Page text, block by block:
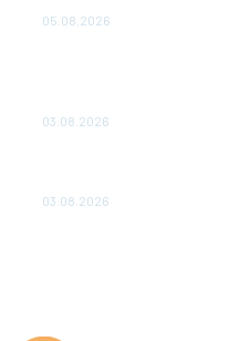
05.08.2026
03.08.2026
03.08.2026